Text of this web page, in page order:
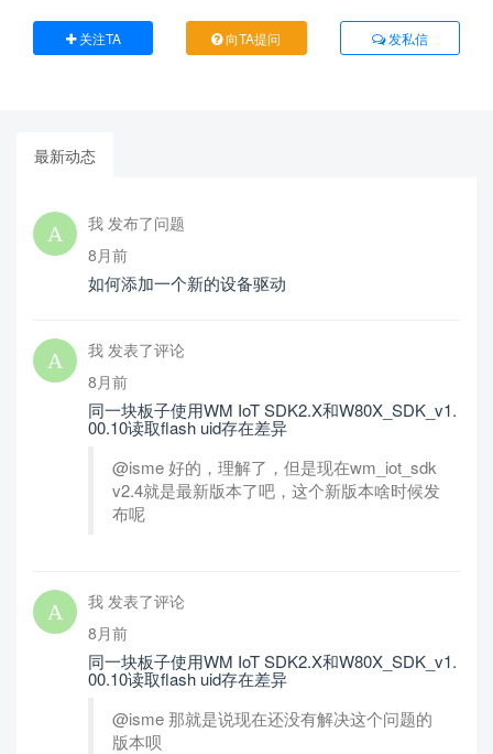
关注TA 向TA提问 发私信
最新动态
我 发布了问题
8月前
如何添加一个新的设备驱动
我 发表了评论
8月前
同一块板子使用WM IoT SDK2.X和W80X_SDK_v1.
00.10读取flash uid存在差异
@isme 好的，理解了，但是现在wm_iot_sdk
v2.4就是最新版本了吧，这个新版本啥时候发
布呢
我 发表了评论
8月前
同一块板子使用WM IoT SDK2.X和W80X_SDK_v1.
00.10读取flash uid存在差异
@isme 那就是说现在还没有解决这个问题的
版本呗